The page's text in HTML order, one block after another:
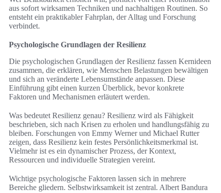
aus sofort wirksamen Techniken und nachhaltigen Routinen. So
entsteht ein praktikabler Fahrplan, der Alltag und Forschung
verbindet.
Psychologische Grundlagen der Resilienz
Die psychologischen Grundlagen der Resilienz fassen Kernideen
zusammen, die erklären, wie Menschen Belastungen bewältigen
und sich an veränderte Lebensumstände anpassen. Diese
Einführung gibt einen kurzen Überblick, bevor konkrete
Faktoren und Mechanismen erläutert werden.
Was bedeutet Resilienz genau? Resilienz wird als Fähigkeit
beschrieben, sich nach Krisen zu erholen und handlungsfähig zu
bleiben. Forschungen von Emmy Werner und Michael Rutter
zeigen, dass Resilienz kein festes Persönlichkeitsmerkmal ist.
Vielmehr ist es ein dynamischer Prozess, der Kontext,
Ressourcen und individuelle Strategien vereint.
Wichtige psychologische Faktoren lassen sich in mehrere
Bereiche gliedern. Selbstwirksamkeit ist zentral. Albert Bandura